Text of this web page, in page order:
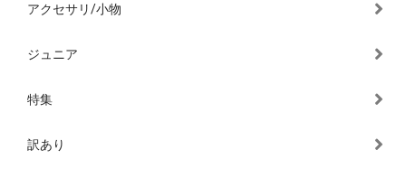
アクセサリ/小物
ジュニア
特集
訳あり